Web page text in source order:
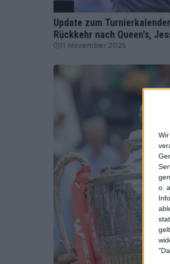
o.
Update zum
Rückkehr nach Queen’s,
11 November 2025